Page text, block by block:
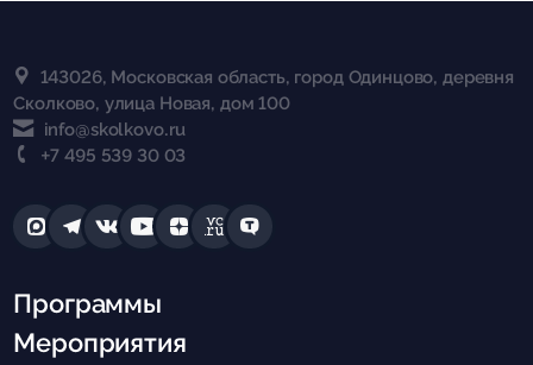
143026, Московская область, город Одинцово, деревня
Сколково, улица Новая, дом 100
info@skolkovo.ru
+7 495 539 30 03
Программы
Мероприятия